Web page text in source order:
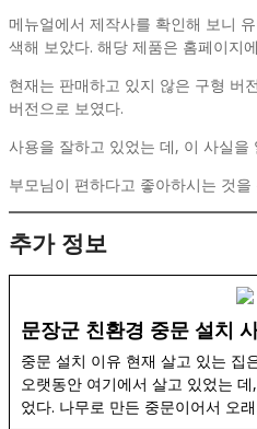
메뉴얼에서 제작사를 확인해 보니
색해 보았다. 해당 제품은 홈페이지
현재는 판매하고 있지 않은 구형 버
버전으로 보였다.
사용을 잘하고 있었는 데, 이 사실을
부모님이 편하다고 좋아하시는 것
추가 정보
문장군 친환경 중문 설치
중문 설치 이유 현재 살고 있는 집
오랫동안 여기에서 살고 있었는
었다. 나무로 만든 중문이어서 오